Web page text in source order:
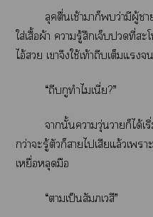
ลุคตื่นเช้ามาก็ว่ามีผู้
ใส่เสื้อผ้า ารู้สึกเจ็บที่
ไอ้ เาจึงใช้เท้าถีบเต็มแ
“ถีบกูทำไมเนี่ย?”
านั้นาวุ่นวายก็ได้
กว่าะรู้ตัวก็าไเสียแล้วเ
เหยื่อหลุดมือ
“าเป็นสัมภเวสี”